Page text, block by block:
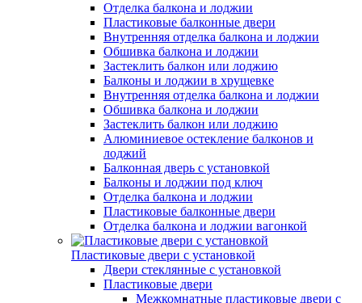
Отделка балкона и лоджии
Пластиковые балконные двери
Внутренняя отделка балкона и лоджии
Обшивка балкона и лоджии
Застеклить балкон или лоджию
Балконы и лоджии в хрущевке
Внутренняя отделка балкона и лоджии
Обшивка балкона и лоджии
Застеклить балкон или лоджию
Алюминиевое остекление балконов и
лоджий
Балконная дверь с установкой
Балконы и лоджии под ключ
Отделка балкона и лоджии
Пластиковые балконные двери
Отделка балкона и лоджии вагонкой
Пластиковые двери с установкой
Двери стеклянные с установкой
Пластиковые двери
Межкомнатные пластиковые двери с